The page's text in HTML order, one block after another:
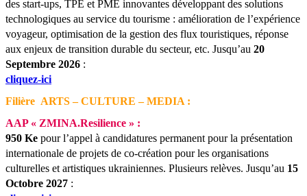
des start-ups, TPE et PME innovantes développant des solutions
technologiques au service du tourisme : amélioration de l’expérience
voyageur, optimisation de la gestion des flux touristiques, réponse
aux enjeux de transition durable du secteur, etc. Jusqu’au 20
Septembre 2026 :
cliquez-ici
Filière ARTS – CULTURE – MEDIA :
AAP « ZMINA.Resilience » :
950 Ke pour l’appel à candidatures permanent pour la présentation
internationale de projets de co-création pour les organisations
culturelles et artistiques ukrainiennes. Plusieurs relèves. Jusqu’au 15
Octobre 2027 :